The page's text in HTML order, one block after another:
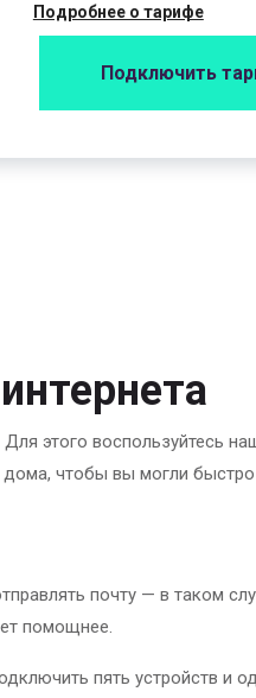
Подробнее о тарифе
Подключить
этого воспользуйтесь
чтобы вы могли
почту — в таком
помощнее.
пять устройств и